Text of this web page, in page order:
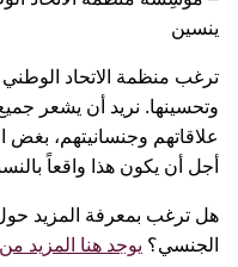
ينسين
ترغب منظمة الاتحاد الوطني
وتحسينها. نريد أن يشعر
علاقاتهم وجنسانيتهم،
أجل أن يكون هذا واقعاً
هل ترغب بمعرفة المزيد
الجنسي؟ يوجد هنا المزيد من